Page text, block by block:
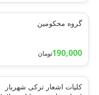
گروه محکومین
190,000تومان
کلیات اشعار ترکی شهریار